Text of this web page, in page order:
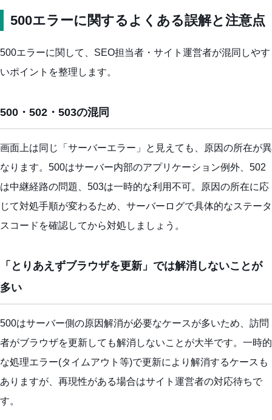
500エラーに関するよくある誤解と注意点
500エラーに関して、SEO担当者・サイト運営者が混同しやす
いポイントを整理します。
500・502・503の混同
画面上は同じ「サーバーエラー」と見えても、原因の所在が異
なります。500はサーバー内部のアプリケーション例外、502
は中継経路の問題、503は一時的な利用不可。原因の所在に応
じて対処手順が変わるため、サーバーログで具体的なステータ
スコードを確認してから対処しましょう。
「とりあえずブラウザを更新」では解消しないことが
多い
500はサーバー側の原因解消が必要なケースが多いため、訪問
者がブラウザを更新しても解消しないことが大半です。一時的
な処理エラー(タイムアウト等)で更新により解消するケースも
ありますが、再現性がある場合はサイト運営者の対応待ちで
す。